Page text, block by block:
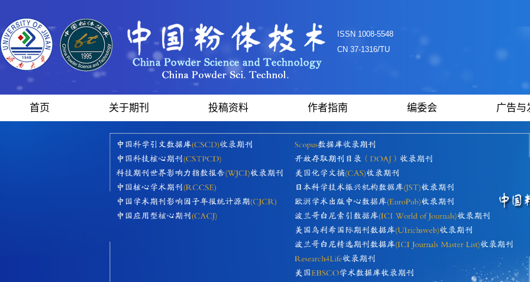
ISSN 1008-5548
CN 37-1316/TU
首页 关于期刊 投稿资料 作者指南 编委会 广告与